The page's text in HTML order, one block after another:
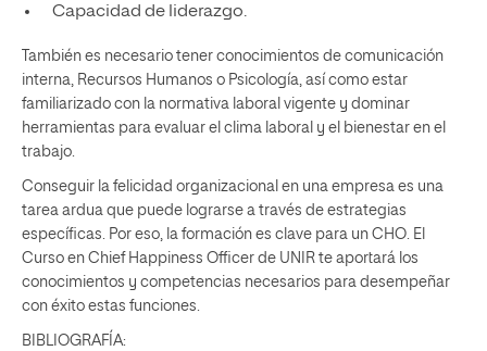
Capacidad de liderazgo.
También es necesario tener conocimientos de comunicación
interna, Recursos Humanos o Psicología, así como estar
familiarizado con la normativa laboral vigente y dominar
herramientas para evaluar el clima laboral y el bienestar en el
trabajo.
Conseguir la felicidad organizacional en una empresa es una
tarea ardua que puede lograrse a través de estrategias
específicas. Por eso, la formación es clave para un CHO. El
Curso en Chief Happiness Officer de UNIR te aportará los
conocimientos y competencias necesarios para desempeñar
con éxito estas funciones.
BIBLIOGRAFÍA: